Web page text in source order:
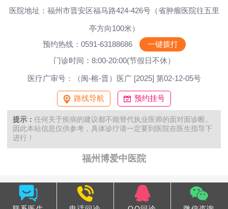
医院地址：福州市晋安区福马路424-426号（省肿瘤医院往五里
亭方向100米）
预约热线：0591-63188686
一键拨打
门诊时间：8:00-20:00(节假日不休）
医疗广审号：（闽-榕-晋）医广 [2025] 第02-12-05号
路线导航 预约挂号
提示： 任何关于疾病的建议都不能替代执业医师的面对面诊断。
因此本站信息仅供参考，具体诊疗请一定要到医院在医生指导下
进行！
福州博爱中医院